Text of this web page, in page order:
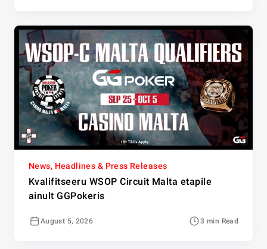
News, Headlines & Press Releases
Kvalifitseeru WSOP Circuit Malta etapile
ainult GGPokeris
August 5, 2026 3 min Read